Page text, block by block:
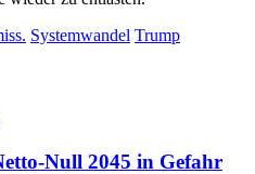
Systemwandel Trump
Null 2045 in Gefahr